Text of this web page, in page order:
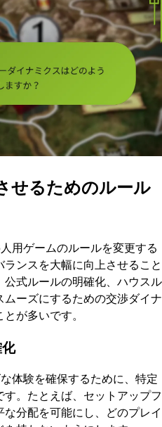
せるためのルール
用ゲームのルールを変更する
ンスを大幅に向上させること
式ルールの明確化、ハウスル
ーズにするための交渉ダイナ
が多いです。
体験を確保するために、特定
。たとえば、セットアップフ
分配を可能にし、どのプレイ